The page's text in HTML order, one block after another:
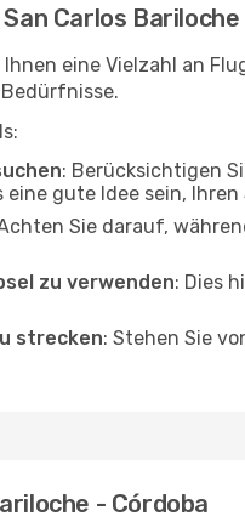
Carlos
eine Vielzahl an
: Berücksichtigen
eine gute Idee sein,
Sie darauf,
zu verwenden: Dies
strecken: Stehen Sie
- Córdoba